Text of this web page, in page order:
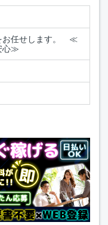
お任せします。 ≪
心≫